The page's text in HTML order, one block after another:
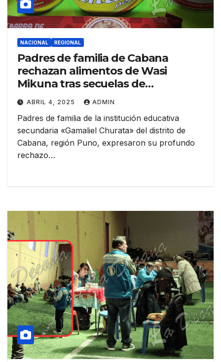
NACIONAL REGIONAL
Padres de familia de Cabana
rechazan alimentos de Wasi
Mikuna tras secuelas de
intoxicación en estudiantes
ABRIL 4, 2025 ADMIN
Padres de familia de la institución educativa
secundaria «Gamaliel Churata» del distrito de
Cabana, región Puno, expresaron su profundo
rechazo…